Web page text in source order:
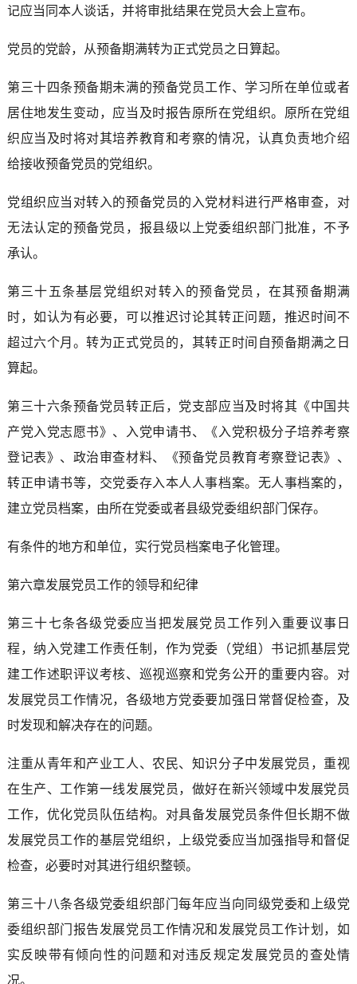
记应当同本人谈话，并将审批结果在党员大会上宣布。
党员的党龄，从预备期满转为正式党员之日算起。
第三十四条预备期未满的预备党员工作、学习所在单位或者
居住地发生变动，应当及时报告原所在党组织。原所在党组
织应当及时将对其培养教育和考察的情况，认真负责地介绍
给接收预备党员的党组织。
党组织应当对转入的预备党员的入党材料进行严格审查，对
无法认定的预备党员，报县级以上党委组织部门批准，不予
承认。
第三十五条基层党组织对转入的预备党员，在其预备期满
时，如认为有必要，可以推迟讨论其转正问题，推迟时间不
超过六个月。转为正式党员的，其转正时间自预备期满之日
算起。
第三十六条预备党员转正后，党支部应当及时将其《中国共
产党入党志愿书》、入党申请书、《入党积极分子培养考察
登记表》、政治审查材料、《预备党员教育考察登记表》、
转正申请书等，交党委存入本人人事档案。无人事档案的，
建立党员档案，由所在党委或者县级党委组织部门保存。
有条件的地方和单位，实行党员档案电子化管理。
第六章发展党员工作的领导和纪律
第三十七条各级党委应当把发展党员工作列入重要议事日
程，纳入党建工作责任制，作为党委（党组）书记抓基层党
建工作述职评议考核、巡视巡察和党务公开的重要内容。对
发展党员工作情况，各级地方党委要加强日常督促检查，及
时发现和解决存在的问题。
注重从青年和产业工人、农民、知识分子中发展党员，重视
在生产、工作第一线发展党员，做好在新兴领域中发展党员
工作，优化党员队伍结构。对具备发展党员条件但长期不做
发展党员工作的基层党组织，上级党委应当加强指导和督促
检查，必要时对其进行组织整顿。
第三十八条各级党委组织部门每年应当向同级党委和上级党
委组织部门报告发展党员工作情况和发展党员工作计划，如
实反映带有倾向性的问题和对违反规定发展党员的查处情
况。